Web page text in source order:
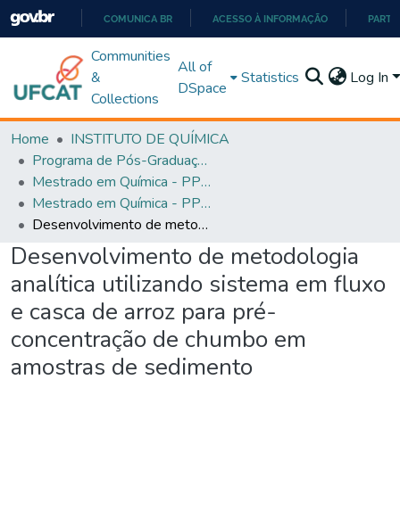
PARA
O
COMUNICA BR ACESSO À INFORMAÇÃO
Communities
&
Collections
All of
DSpace
Statistics Log In
Home
INSTITUTO DE QUÍMICA
Programa de Pós-Graduação em Química - PPGQ
Mestrado em Química - PPGQ
Mestrado em Química - PPGQ
Desenvolvimento de metodologia analítica utilizando sistema em fluxo e casca de arroz para pré-concentração de chumbo em amostras de sedimento
Desenvolvimento de metodologia
analítica utilizando sistema em fluxo
e casca de arroz para pré-
concentração de chumbo em
amostras de sedimento